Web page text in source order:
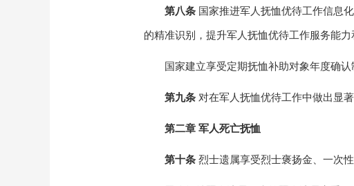
第八条 国家推进军人抚恤优待工作信息
的精准识别，提升军人抚恤优待工作服务能力
国家建立享受定期抚恤补助对象年度确
第九条 对在军人抚恤优待工作中做出显
第二章 军人死亡抚恤
第十条 烈士遗属享受烈士褒扬金、一次